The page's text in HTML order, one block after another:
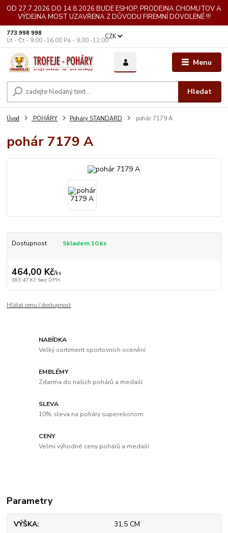
OD 27.7.2026 DO 14.8.2026 BUDE ESHOP, PRODEJNA CHOMUTOV A
VÝDEJNA MOST UZAVŘENA Z DŮVODU FIREMNÍ DOVOLENÉ !!!
Menu
CZK
Hledat
773 998 998
Út - Čt - 9,00 -16,00 Pá - 9,00 -12,00
Úvod POHÁRY Poháry STANDARD pohár 7179 A
pohár 7179 A
Dostupnost Skladem 10 ks
464,00 Kč/ks
383,47 Kč bez DPH
Hlídat cenu / dostupnost
NABÍDKA
Velký sortiment sportovních ocenění
EMBLÉMY
Zdarma do našich pohárů a medailí
SLEVA
10% sleva na poháry superekonom
CENY
Velmi výhodné ceny pohárů a medailí
Parametry
VÝŠKA 31,5 CM